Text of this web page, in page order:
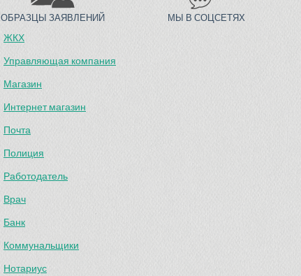
ОБРАЗЦЫ ЗАЯВЛЕНИЙ
ЖКХ
Управляющая компания
Магазин
Интернет магазин
Почта
Полиция
Работодатель
Врач
Банк
Коммунальщики
Нотариус
МЫ В СОЦСЕТЯХ